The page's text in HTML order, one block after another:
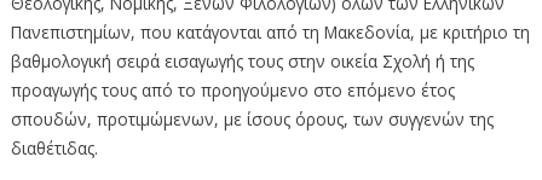
Πανεπιστημίων, που κατάγονται από τη Μακεδονία, με κριτήριο τη
βαθμολογική σειρά εισαγωγής τους στην οικεία Σχολή ή της
προαγωγής τους από το προηγούμενο στο επόμενο έτος
σπουδών, προτιμώμενων, με ίσους όρους, των συγγενών της
διαθέτιδας.